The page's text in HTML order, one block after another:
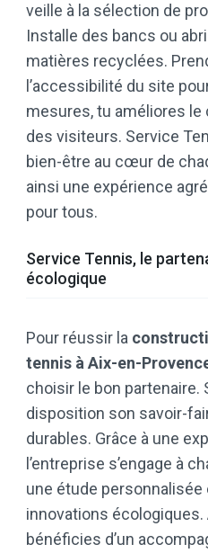
veille à la sélection de
Installe des bancs ou
matières recyclées.
l’accessibilité du site
mesures, tu améliores
des visiteurs. Service
bien-être au cœur de
ainsi une expérience
pour tous.
Service Tennis, le
écologique
Pour réussir la
tennis à Aix-en-
choisir le bon partenaire.
disposition son savoir-
durables. Grâce à une
l’entreprise s’engage à
une étude personnalisée
innovations écologiques.
bénéficies d’un